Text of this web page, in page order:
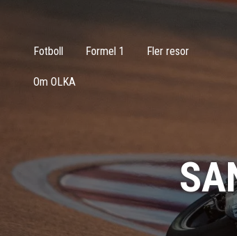
Fotboll Formel 1 Fler resor
Om OLKA